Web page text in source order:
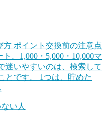
。1,000・5,000・10,000マ
迷いやすいのは、検索して
とです。 1つは、貯めた
い人